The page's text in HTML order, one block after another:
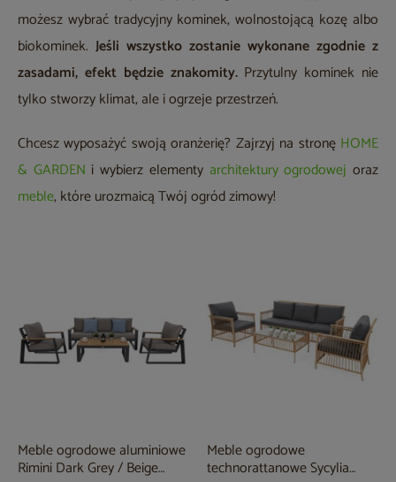
możesz wybrać tradycyjny kominek, wolnostojącą kozę albo
biokominek. Jeśli wszystko zostanie wykonane zgodnie z
zasadami, efekt będzie znakomity.Przytulny kominek nie
tylko stworzy klimat, ale i ogrzeje przestrzeń.
Chcesz wyposażyć swoją oranżerię? Zajrzyj na stronę HOME
& GARDEN i wybierz elementy architektury ogrodowej oraz
meble, które urozmaicą Twój ogród zimowy!
Meble ogrodowe aluminiowe
Rimini Dark Grey / Beige
Meble ogrodowe
technorattanowe Sycylia